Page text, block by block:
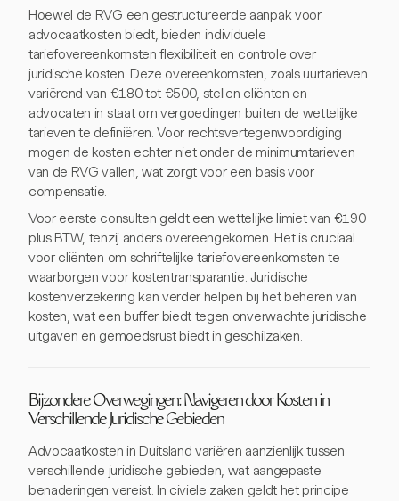
Hoewel de RVG een gestructureerde aanpak voor
advocaatkosten biedt, bieden individuele
tariefovereenkomsten flexibiliteit en controle over
juridische kosten. Deze overeenkomsten, zoals uurtarieven
variërend van €180 tot €500, stellen cliënten en
advocaten in staat om vergoedingen buiten de wettelijke
tarieven te definiëren. Voor rechtsvertegenwoordiging
mogen de kosten echter niet onder de minimumtarieven
van de RVG vallen, wat zorgt voor een basis voor
compensatie.
Voor eerste consulten geldt een wettelijke limiet van €190
plus BTW, tenzij anders overeengekomen. Het is cruciaal
voor cliënten om schriftelijke tariefovereenkomsten te
waarborgen voor kostentransparantie. Juridische
kostenverzekering kan verder helpen bij het beheren van
kosten, wat een buffer biedt tegen onverwachte juridische
uitgaven en gemoedsrust biedt in geschilzaken.
Bijzondere Overwegingen: Navigeren door Kosten in
Verschillende Juridische Gebieden
Advocaatkosten in Duitsland variëren aanzienlijk tussen
verschillende juridische gebieden, wat aangepaste
benaderingen vereist. In civiele zaken geldt het principe